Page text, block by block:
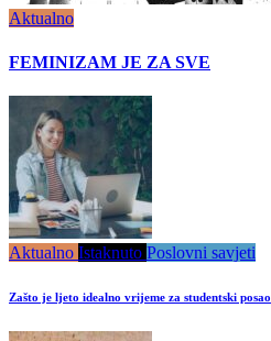
Aktualno
FEMINIZAM JE ZA SVE
Aktualno Istaknuto Poslovni savjeti
Zašto je ljeto idealno vrijeme za studentski posao